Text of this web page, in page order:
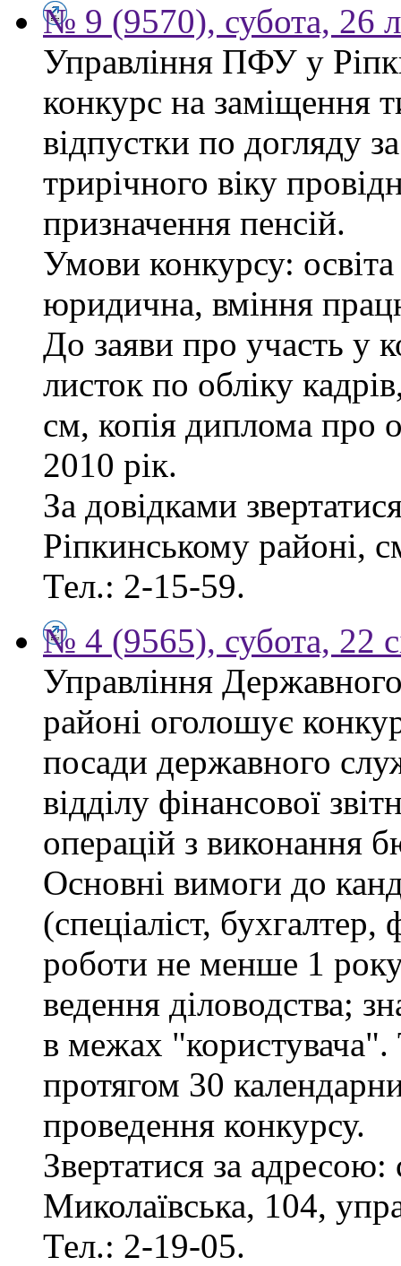
№ 9 (9570), субота, 26
Управління ПФУ у
конкурс на заміщення
відпустки по догляду
трирічного віку
призначення пенсій.
Умови конкурсу:
юридична, вміння
До заяви про участь у
листок по обліку
см, копія диплома про
2010 рік.
За довідками
Ріпкинському районі,
Тел.: 2-15-59.
№ 4 (9565), субота, 22
Управління
районі оголошує
посади державного
відділу фінансової
операцій з виконання
Основні вимоги до
(спеціаліст,
роботи не менше 1
ведення діловодства;
в межах "користувача".
протягом 30
проведення конкурсу.
Звертатися за
Миколаївська, 104,
Тел.: 2-19-05.